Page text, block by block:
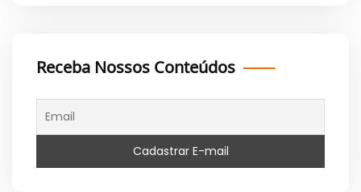
Receba Nossos Conteúdos